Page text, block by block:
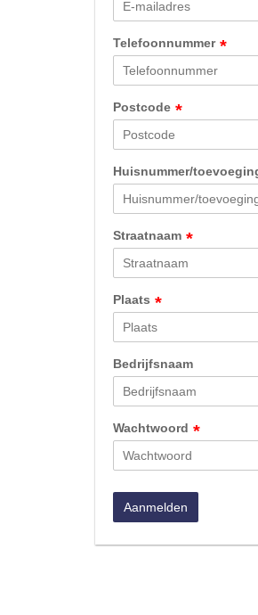
Telefoonnummer *
Postcode *
Huisnummer/
Straatnaam *
Plaats *
Bedrijfsnaam
Wachtwoord *
Aanmelden